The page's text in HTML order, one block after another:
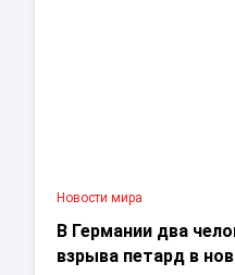
Новости мира
В Германии два
взрыва петард в